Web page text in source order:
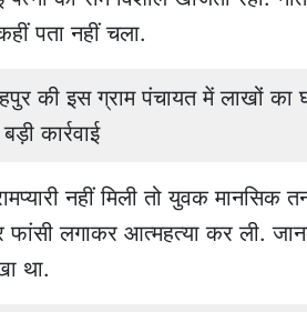
पता नहीं चला.
की इस ग्राम पंचायत में लाखों का
कार्रवाई
नहीं मिली तो युवक मानसिक
लगाकर आत्महत्या कर ली.
था.